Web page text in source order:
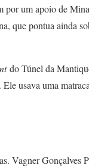
por um apoio de
que pontua ainda
do Túnel da
usava uma
Vagner Gonçalves